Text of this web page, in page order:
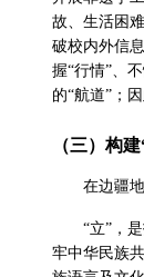
故、生活困
破校内外信
握“行情”、
的“航道”；
（三）构
在边疆
“立”，
牢中华民族